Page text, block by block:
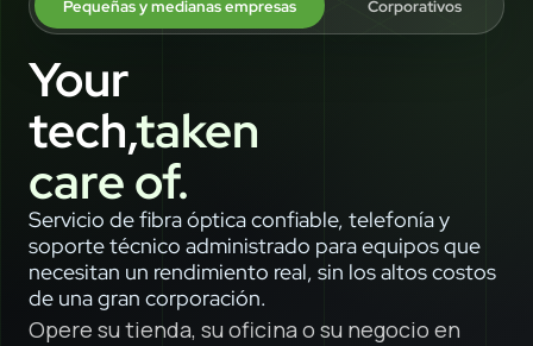
Pequeñas y medianas empresas Corporativos
Your
tech,taken
care of.
Servicio de fibra óptica confiable, telefonía y
soporte técnico administrado para equipos que
necesitan un rendimiento real, sin los altos costos
de una gran corporación.
Opere su tienda, su oficina o su negocio en